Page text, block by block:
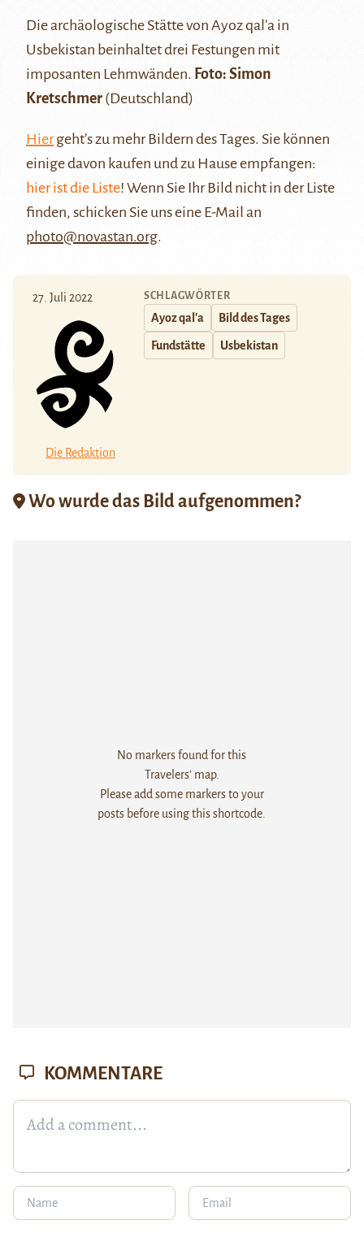
Die archäologische Stätte von Ayoz qalʼa in
Usbekistan beinhaltet drei Festungen mit
imposanten Lehmwänden. Foto: Simon
Kretschmer (Deutschland)
Hiergeht’s zu mehr Bildern des Tages. Sie können
einige davon kaufen und zu Hause empfangen:
hier ist die Liste! Wenn Sie Ihr Bild nicht in der Liste
finden, schicken Sie uns eine E-Mail an
photo@novastan.org.
27. Juli 2022
Die Redaktion
SCHLAGWÖRTER
Ayoz qal'a Bild des Tages
Fundstätte Usbekistan
Wo wurde das Bild aufgenommen?
No markers found for this
Travelers' map.
Please add some markers to your
posts before using this shortcode.
KOMMENTARE